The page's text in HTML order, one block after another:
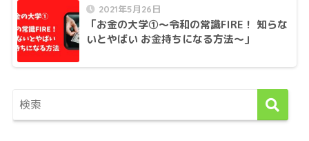
2021年5月26日
「お金の大学①〜令和の常識FIRE！ 知らな
いとやばい お金持ちになる方法〜」